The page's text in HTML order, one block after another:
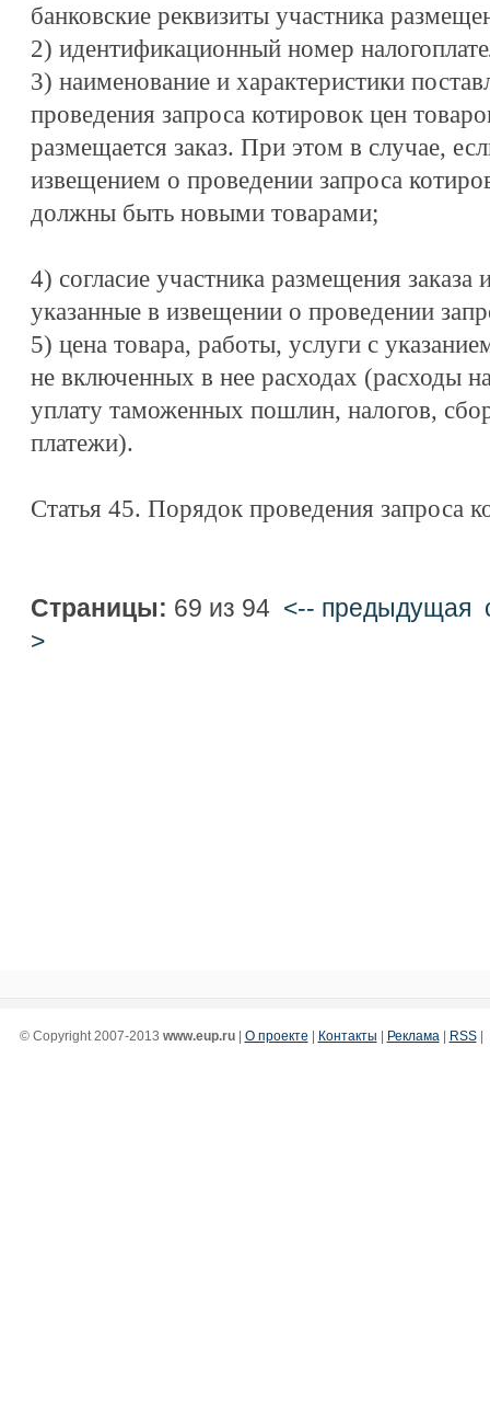
банковские реквизиты участника
2) идентификационный номер
3) наименование и характеристики
проведения запроса котировок цен
размещается заказ. При этом в случае,
извещением о проведении запроса
должны быть новыми товарами;
4) согласие участника размещения заказа
указанные в извещении о проведении
5) цена товара, работы, услуги с
не включенных в нее расходах (расходы
уплату таможенных пошлин, налогов,
платежи).
Статья 45. Порядок проведения запроса
Страницы: 69 из 94 <-- предыдущая
>
© Copyright 2007-2013 www.eup.ru| О проекте Контакты Реклама| RSS|